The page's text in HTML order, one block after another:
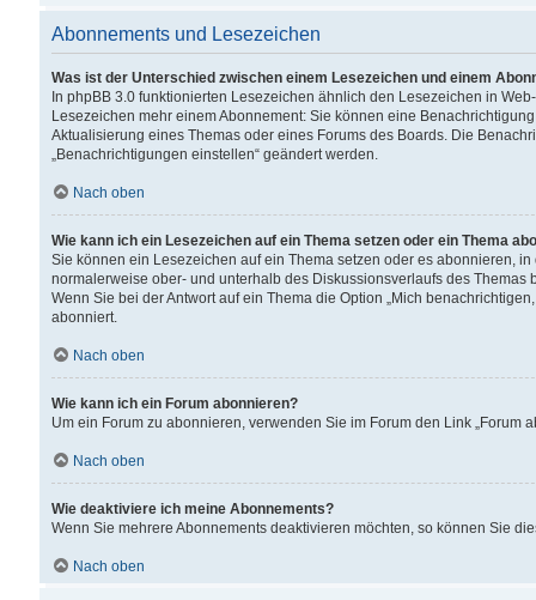
Abonnements und Lesezeichen
Was ist der Unterschied zwischen einem Lesezeichen und einem
In phpBB 3.0 funktionierten Lesezeichen ähnlich den Lesezeichen in
Lesezeichen mehr einem Abonnement: Sie können eine
Aktualisierung eines Themas oder eines Forums des Boards. Die
„Benachrichtigungen einstellen“ geändert werden.
Nach oben
Wie kann ich ein Lesezeichen auf ein Thema setzen oder ein Thema
Sie können ein Lesezeichen auf ein Thema setzen oder es abonnieren,
normalerweise ober- und unterhalb des Diskussionsverlaufs des Themas
Wenn Sie bei der Antwort auf ein Thema die Option „Mich
abonniert.
Nach oben
Wie kann ich ein Forum abonnieren?
Um ein Forum zu abonnieren, verwenden Sie im Forum den Link „Forum
Nach oben
Wie deaktiviere ich meine Abonnements?
Wenn Sie mehrere Abonnements deaktivieren möchten, so können Sie
Nach oben